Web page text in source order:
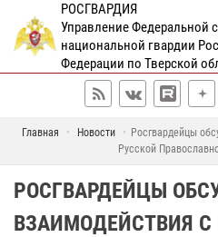
РОСГВАРДИЯ
Управление Федеральной
национальной гвардии
Федерации по Тверской
Главная Новости
Росгвардейцы
Русской
РОСГВАРДЕЙЦЫ
ВЗАИМОДЕЙСТВИЯ С